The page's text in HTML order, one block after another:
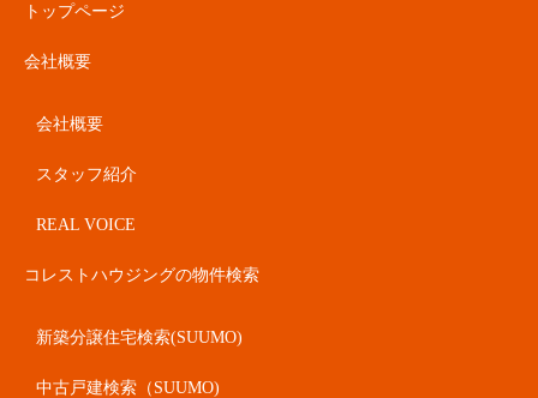
トップページ
会社概要
会社概要
スタッフ紹介
REAL VOICE
コレストハウジングの物件検索
新築分譲住宅検索(SUUMO)
中古戸建検索（SUUMO)